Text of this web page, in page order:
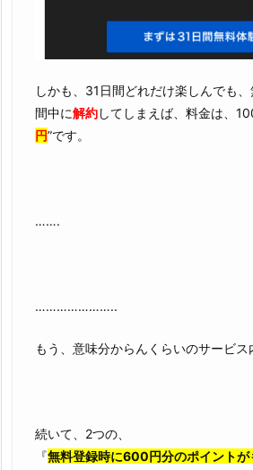
しかも、31日間どれだけ楽しんでも
間中に解約してしまえば、料金は、
円”です。
…….
…………………..
もう、意味分からんくらいのサービス
続いて、2つの、
『無料登録時に600円分のポイントが